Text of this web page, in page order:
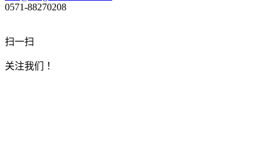
0571-88270208
扫一扫
关注我们 ！